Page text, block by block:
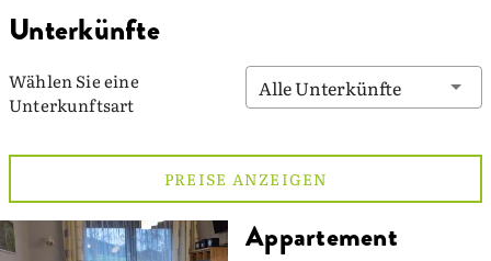
Unterkünfte
Wählen Sie eine
Unterkunftsart
Alle Unterkünfte
PREISE ANZEIGEN
Appartement